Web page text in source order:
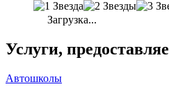
Загрузка...
Услуги,
Автошколы